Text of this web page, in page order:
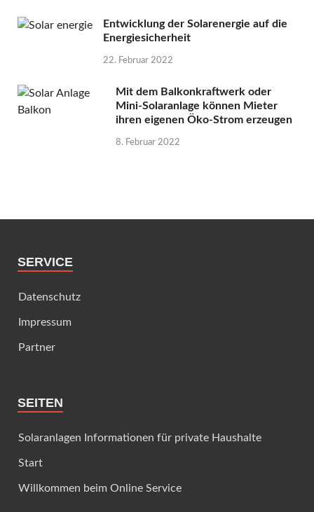
Entwicklung der Solarenergie auf die
Energiesicherheit
22. Februar 2022
Mit dem Balkonkraftwerk oder
Mini-Solaranlage können Mieter
ihren eigenen Öko-Strom erzeugen
8. Februar 2022
SERVICE
Datenschutz
Impressum
Partner
SEITEN
Solaranlagen Informationen für private Haushalte
Start
Willkommen beim Online Service